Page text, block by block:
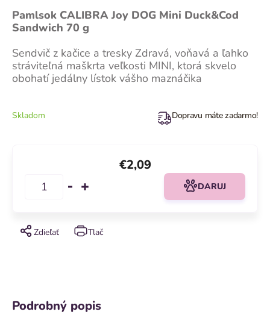
Pamlsok CALIBRA Joy DOG Mini Duck&Cod
Sandwich 70 g
Sendvič z kačice a tresky Zdravá, voňavá a ľahko
stráviteľná maškrta veľkosti MINI, ktorá skvelo
obohatí jedálny lístok vášho maznáčika
Tlač
Zdieľať
Skladom Dopravu máte zadarmo!
€2,09
DARUJ
Podrobný popis